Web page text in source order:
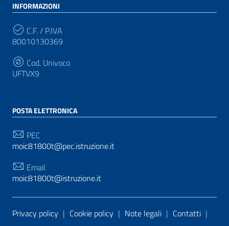
INFORMAZIONI
C.F. / P.IVA
80010130369
Cod. Univoco
UFTVX9
POSTA ELETTRONICA
PEC
moic81800t@pec.istruzione.it
Email
moic81800t@istruzione.it
Sezione Link Utili
Privacy policy | Cookie policy | Note legali | Contatti |